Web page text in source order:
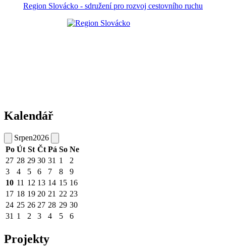
Region Slovácko - sdružení pro rozvoj cestovního ruchu
Kalendář
Srpen2026
Po Út St Čt Pá So Ne
27 28 29 30 31 1
2
3
4 5 6 7 8
9
10 11 12 13 14 15 16
17 18 19 20 21 22 23
24 25 26 27 28 29 30
31 1 2 3 4 5 6
Projekty